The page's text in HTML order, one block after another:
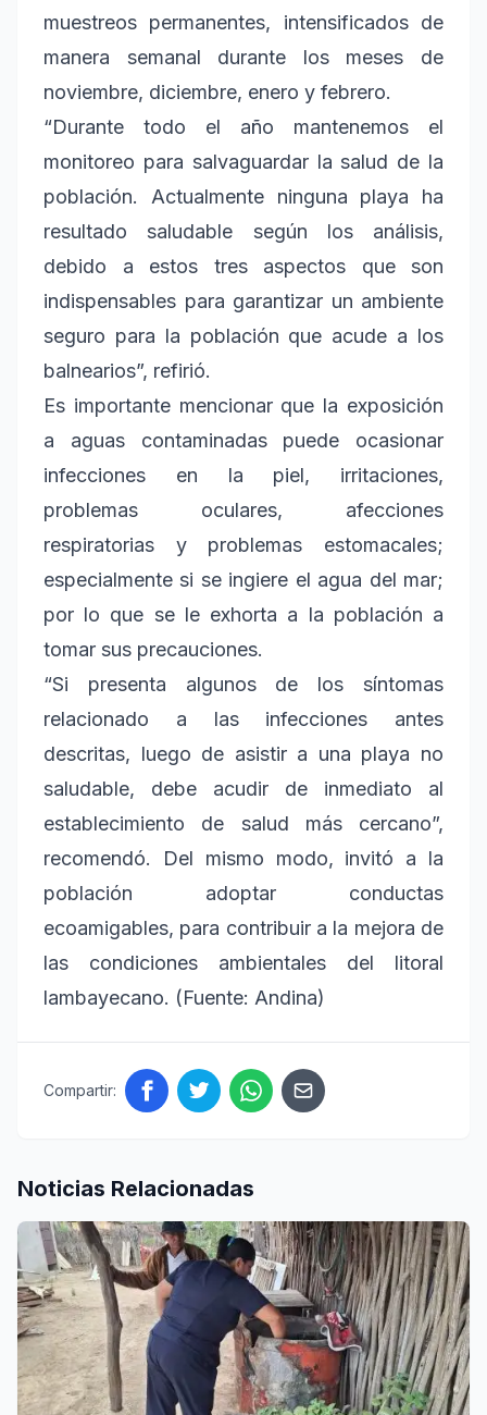
muestreos permanentes, intensificados de
manera semanal durante los meses de
noviembre, diciembre, enero y febrero.
“Durante todo el año mantenemos el
monitoreo para salvaguardar la salud de la
población. Actualmente ninguna playa ha
resultado saludable según los análisis,
debido a estos tres aspectos que son
indispensables para garantizar un ambiente
seguro para la población que acude a los
balnearios”, refirió.
Es importante mencionar que la exposición
a aguas contaminadas puede ocasionar
infecciones en la piel, irritaciones,
problemas oculares, afecciones
respiratorias y problemas estomacales;
especialmente si se ingiere el agua del mar;
por lo que se le exhorta a la población a
tomar sus precauciones.
“Si presenta algunos de los síntomas
relacionado a las infecciones antes
descritas, luego de asistir a una playa no
saludable, debe acudir de inmediato al
establecimiento de salud más cercano”,
recomendó. Del mismo modo, invitó a la
población adoptar conductas
ecoamigables, para contribuir a la mejora de
las condiciones ambientales del litoral
lambayecano. (Fuente: Andina)
Compartir:
Noticias Relacionadas